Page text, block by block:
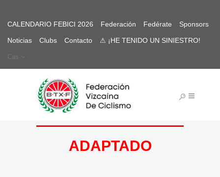
CALENDARIO FEBICI 2026 Federación Fedérate Sponsors
Noticias Clubs Contacto ⚠ ¡HE TENIDO UN SINIESTRO!
Cas
ADAPTADO